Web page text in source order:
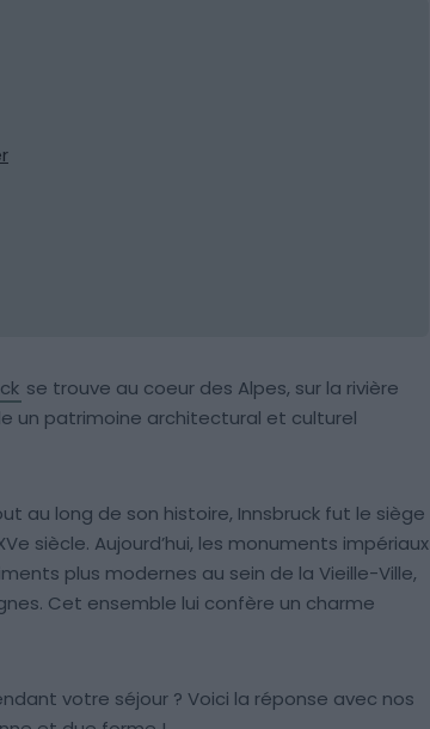
se trouve au coeur des Alpes, sur la rivière
un patrimoine architectural et culturel
au long de son histoire, Innsbruck fut le siège
siècle. Aujourd’hui, les monuments impériaux
plus modernes au sein de la Vieille-Ville,
Cet ensemble lui confère un charme
votre séjour ? Voici la réponse avec nos